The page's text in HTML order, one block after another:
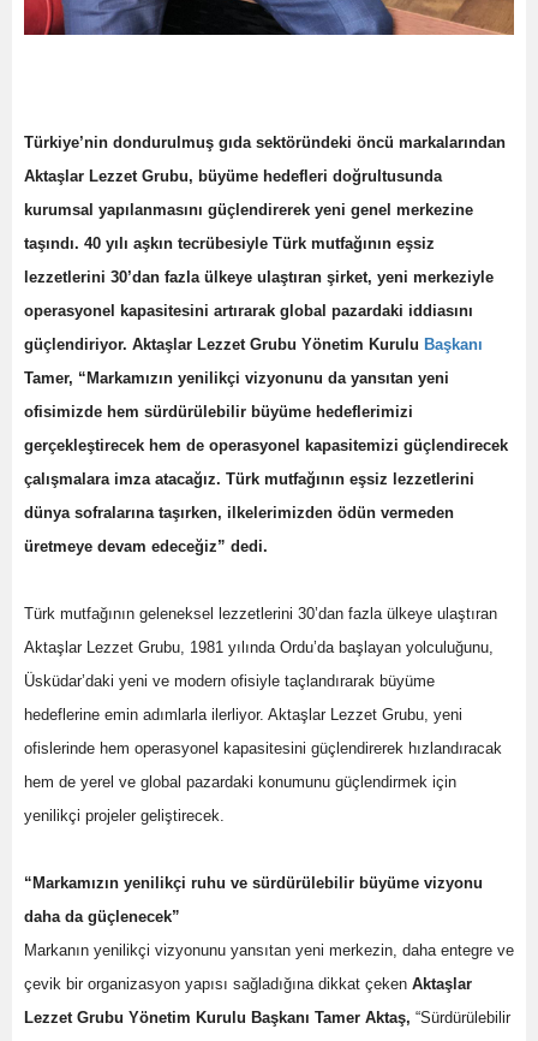
Türkiye’nin dondurulmuş gıda sektöründeki öncü markalarından
Aktaşlar Lezzet Grubu, büyüme hedefleri doğrultusunda
kurumsal yapılanmasını güçlendirerek yeni genel merkezine
taşındı. 40 yılı aşkın tecrübesiyle Türk mutfağının eşsiz
lezzetlerini 30’dan fazla ülkeye ulaştıran şirket, yeni merkeziyle
operasyonel kapasitesini artırarak global pazardaki iddiasını
güçlendiriyor. Aktaşlar Lezzet Grubu Yönetim Kurulu Başkanı
Tamer, “Markamızın yenilikçi vizyonunu da yansıtan yeni
ofisimizde hem sürdürülebilir büyüme hedeflerimizi
gerçekleştirecek hem de operasyonel kapasitemizi güçlendirecek
çalışmalara imza atacağız. Türk mutfağının eşsiz lezzetlerini
dünya sofralarına taşırken, ilkelerimizden ödün vermeden
üretmeye devam edeceğiz” dedi.
Türk mutfağının geleneksel lezzetlerini 30’dan fazla ülkeye ulaştıran
Aktaşlar Lezzet Grubu, 1981 yılında Ordu’da başlayan yolculuğunu,
Üsküdar’daki yeni ve modern ofisiyle taçlandırarak büyüme
hedeflerine emin adımlarla ilerliyor. Aktaşlar Lezzet Grubu, yeni
ofislerinde hem operasyonel kapasitesini güçlendirerek hızlandıracak
hem de yerel ve global pazardaki konumunu güçlendirmek için
yenilikçi projeler geliştirecek.
“Markamızın yenilikçi ruhu ve sürdürülebilir büyüme vizyonu
daha da güçlenecek”
Markanın yenilikçi vizyonunu yansıtan yeni merkezin, daha entegre ve
çevik bir organizasyon yapısı sağladığına dikkat çeken Aktaşlar
Lezzet Grubu Yönetim Kurulu Başkanı Tamer Aktaş, “Sürdürülebilir